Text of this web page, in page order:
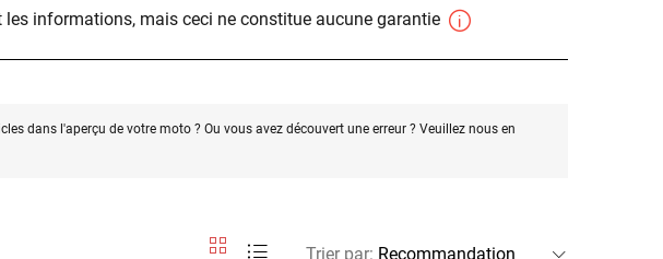
informations, mais ceci ne constitue aucune garantie
dans l'aperçu de votre moto ? Ou vous avez découvert une erreur ? Veuillez nous en
Trier par: